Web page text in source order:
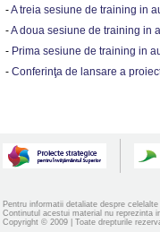
-A treia sesiune de training in
-A doua sesiune de training in
- Prima sesiune de training in
- Conferinţa de lansare a
Pentru informatii detaliate despre
Continutul acestui material nu reprezinta
Copyright © 2009 | Toate drepturile